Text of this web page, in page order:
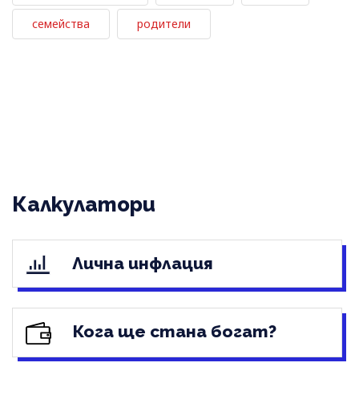
семейства родители
Калкулатори
Лична инфлация
Кога ще стана богат?